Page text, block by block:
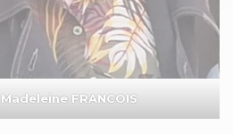
Madeleine FRANCOIS